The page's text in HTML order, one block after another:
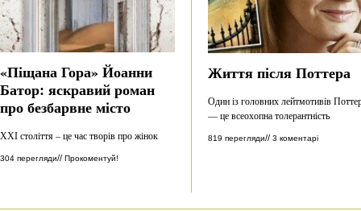
«Піщана Гора» Йоанни
Батор: яскравий роман
про безбарвне місто
ХХІ століття – це час творів про жінок
304 перегляди// Прокоментуй!
Життя після Поттера
Один із головних лейтмотивів
— це всеохопна толерантність
819 перегляди// 3 коментарі